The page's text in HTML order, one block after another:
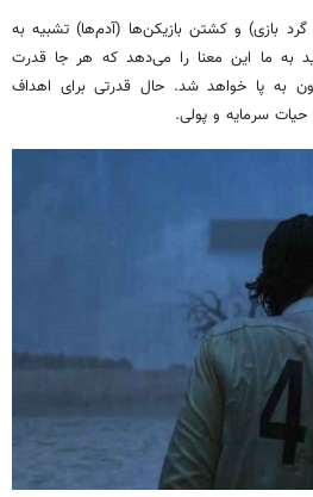
بازی) و کشتن بازیکن‌ها (آدم‌ها) تشبیه به
ما این معنا را می‌دهد که هر جا قدرت
به پا خواهد شد. حال قدرتی برای اهداف
سرمایه و پولی.